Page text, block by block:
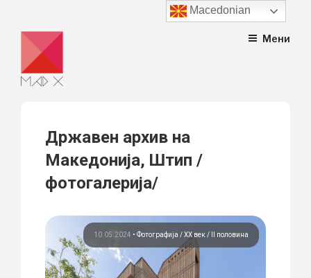
content
Мени
Државен архив на
Македонија, Штип /
фотогалерија/
10.05.2024 • Фотографија ХХ век / II половина
Macedonian